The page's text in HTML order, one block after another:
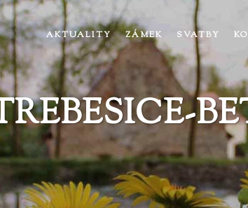
AKTUALITY ZÁMEK SVATBY